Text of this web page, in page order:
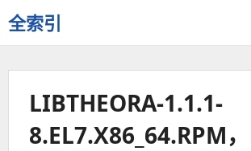
全索引
一
些
LIBTHEORA-1.1.1-
8.EL7.X86_64.RPM，